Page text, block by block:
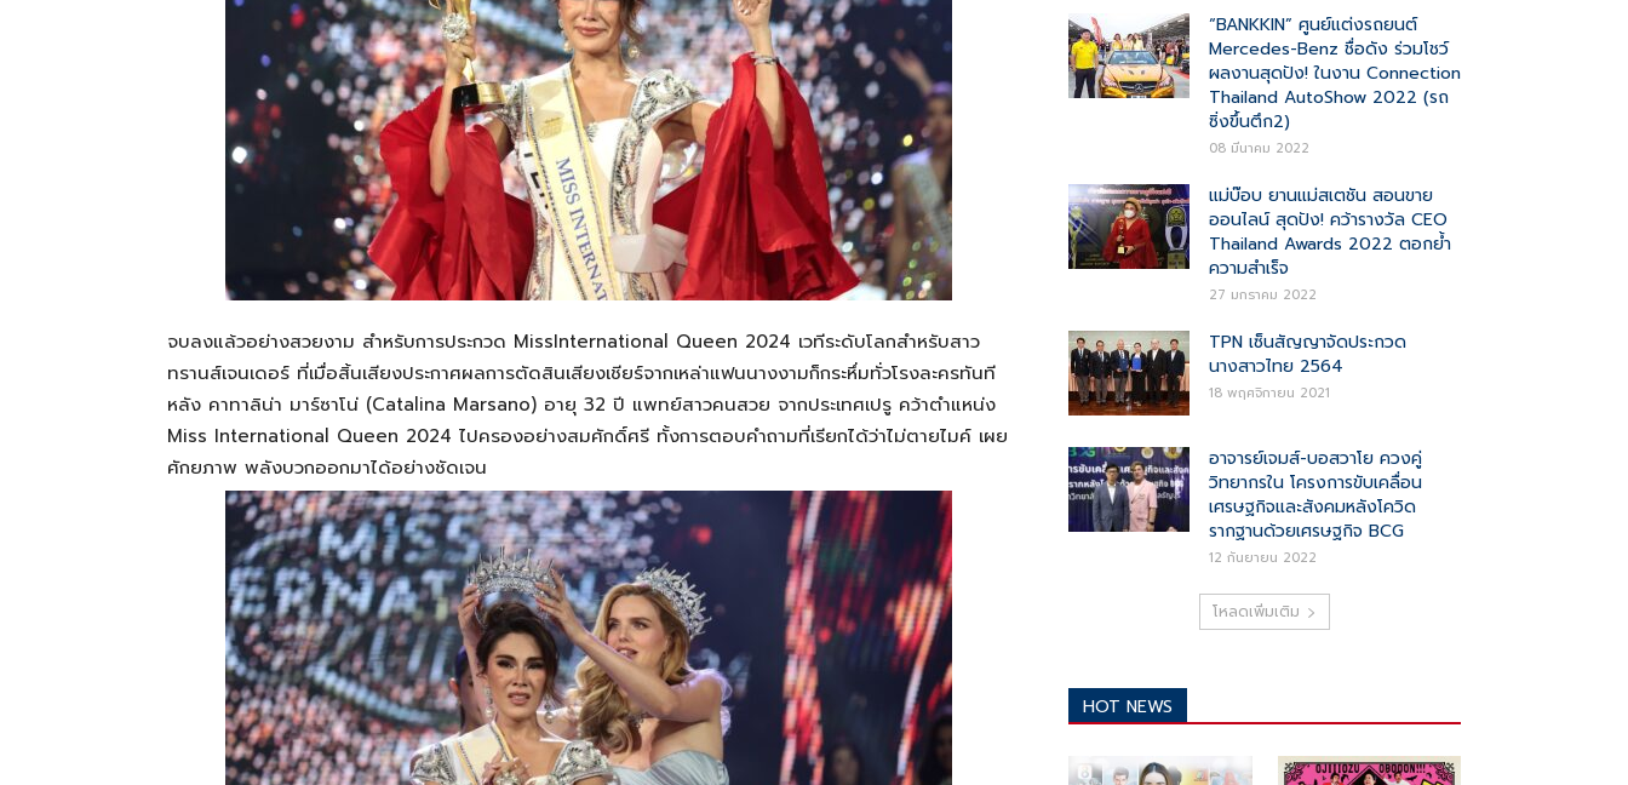
ความ
จริง
จบลงแล้วอย่างสวยงาม สำหรับการประกวด MissInternational Queen 2024 เวทีระดับโลกสำหรับสาว
ทรานส์เจนเดอร์ ที่เมื่อสิ้นเสียงประกาศผลการตัดสินเสียงเชียร์จากเหล่าแฟนนางงามก็กระหึ่มทั่วโรงละครทันที
หลัง คาทาลิน่า มาร์ซาโน่ (Catalina Marsano) อายุ 32 ปี แพทย์สาวคนสวย จากประเทศเปรู คว้าตำแหน่ง
Miss International Queen 2024 ไปครองอย่างสมศักดิ์ศรี ทั้งการตอบคำถามที่เรียกได้ว่าไม่ตายไมค์ เผย
ศักยภาพ พลังบวกออกมาได้อย่างชัดเจน
“BANKKIN” ศูนย์แต่งรถยนต์
Mercedes-Benz ชื่อดัง ร่วมโชว์
ผลงานสุดปัง! ในงาน Connection
Thailand AutoShow 2022 (รถ
ซิ่งขึ้นตึก2)
08 มีนาคม 2022
แม่บ๊อบ ยานแม่สเตชัน สอนขาย
ออนไลน์ สุดปัง! คว้ารางวัล CEO
Thailand Awards 2022​ ตอกย้ำ
ความสำเร็จ
27 มกราคม 2022
TPN เซ็นสัญญาจัดประกวด
นางสาวไทย 2564
18 พฤศจิกายน 2021
อาจารย์เจมส์-บอสวาโย ควงคู่
วิทยากรใน โครงการขับเคลื่อน
เศรษฐกิจและสังคมหลังโควิด
รากฐานด้วยเศรษฐกิจ BCG
12 กันยายน 2022
โหลดเพิ่มเติม
HOT NEWS